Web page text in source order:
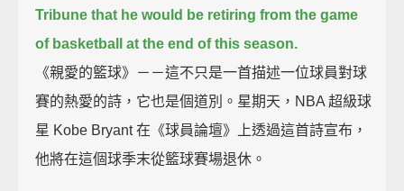
Tribune that he would be retiring from the game
of basketball at the end of this season.
《親愛的籃球》－－這不只是一首描述一位球員對球
賽的熱愛的詩，它也是個道別。星期天，NBA 超級球
星 Kobe Bryant 在《球員論壇》上透過這首詩宣布，
他將在這個球季末從籃球賽場退休。